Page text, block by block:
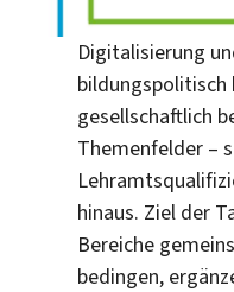
Digitalisierung
bildungspolitisch
gesellschaftlich
Themenfelder –
hinaus. Ziel der
Bereiche
bedingen,